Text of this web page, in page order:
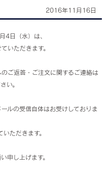
2016年11月16日
日（水）は、
いただきます。
ご返答・ご注文に関するご連絡は
い。
ルの受信自体はお受けしておりま
ただきます。
申し上げます。